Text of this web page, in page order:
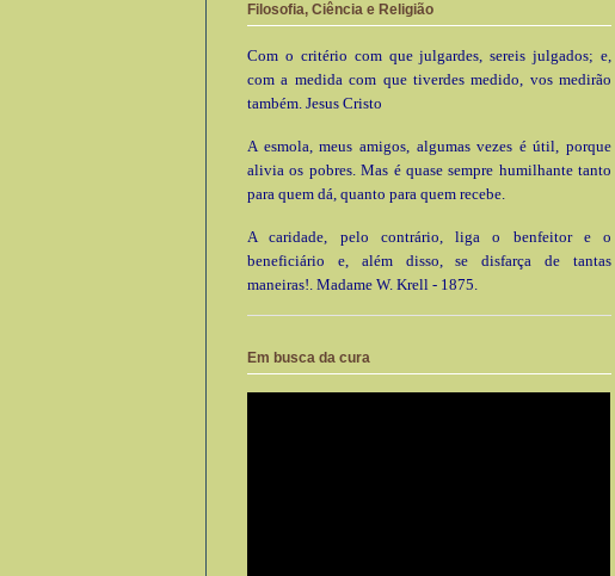
Filosofia, Ciência e Religião
Com o critério com que julgardes, sereis julgados; e,
com a medida com que tiverdes medido, vos medirão
também. Jesus Cristo
A esmola, meus amigos, algumas vezes é útil, porque
alivia os pobres. Mas é quase sempre humilhante tanto
para quem dá, quanto para quem recebe.
A caridade, pelo contrário, liga o benfeitor e o
beneficiário e, além disso, se disfarça de tantas
maneiras!. Madame W. Krell - 1875.
Em busca da cura